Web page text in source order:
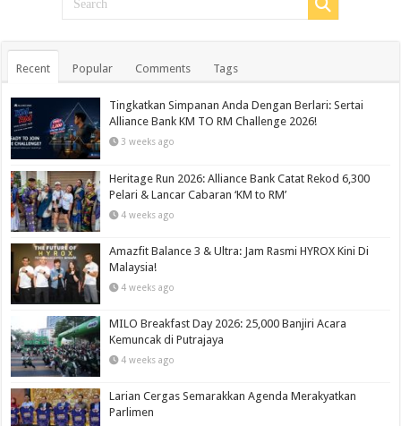
Recent Popular Comments Tags
Tingkatkan Simpanan Anda Dengan Berlari: Sertai
Alliance Bank KM TO RM Challenge 2026!
3 weeks ago
Heritage Run 2026: Alliance Bank Catat Rekod 6,300
Pelari & Lancar Cabaran ‘KM to RM’
4 weeks ago
Amazfit Balance 3 & Ultra: Jam Rasmi HYROX Kini Di
Malaysia!
4 weeks ago
MILO Breakfast Day 2026: 25,000 Banjiri Acara
Kemuncak di Putrajaya
4 weeks ago
Larian Cergas Semarakkan Agenda Merakyatkan
Parlimen